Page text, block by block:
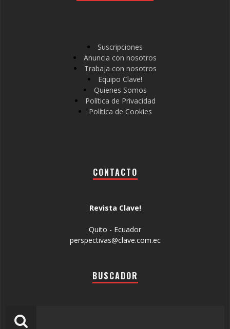
Suscripciones
Anuncia con nosotros
Trabaja con nosotros
Equipo Clave!
Quienes Somos
Política de Privacidad
Política de Cookies
CONTACTO
Revista Clave!
Quito - Ecuador
perspectivas@clave.com.ec
BUSCADOR